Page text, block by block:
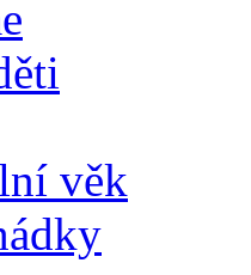
věk